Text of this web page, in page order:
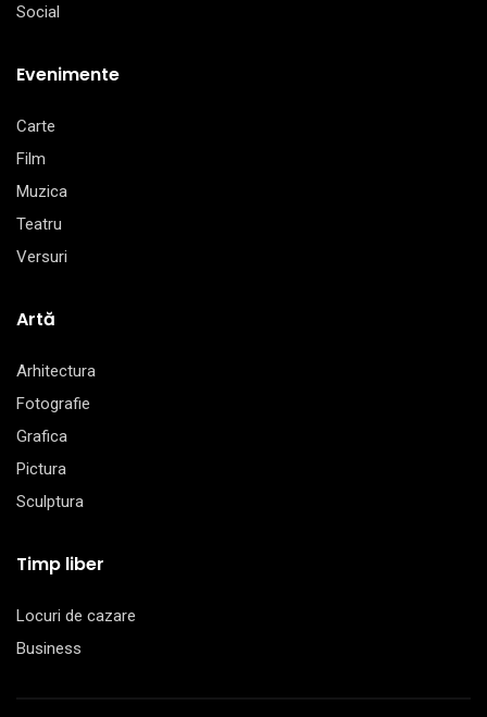
Social
Evenimente
Carte
Film
Muzica
Teatru
Versuri
Artă
Arhitectura
Fotografie
Grafica
Pictura
Sculptura
Timp liber
Locuri de cazare
Business